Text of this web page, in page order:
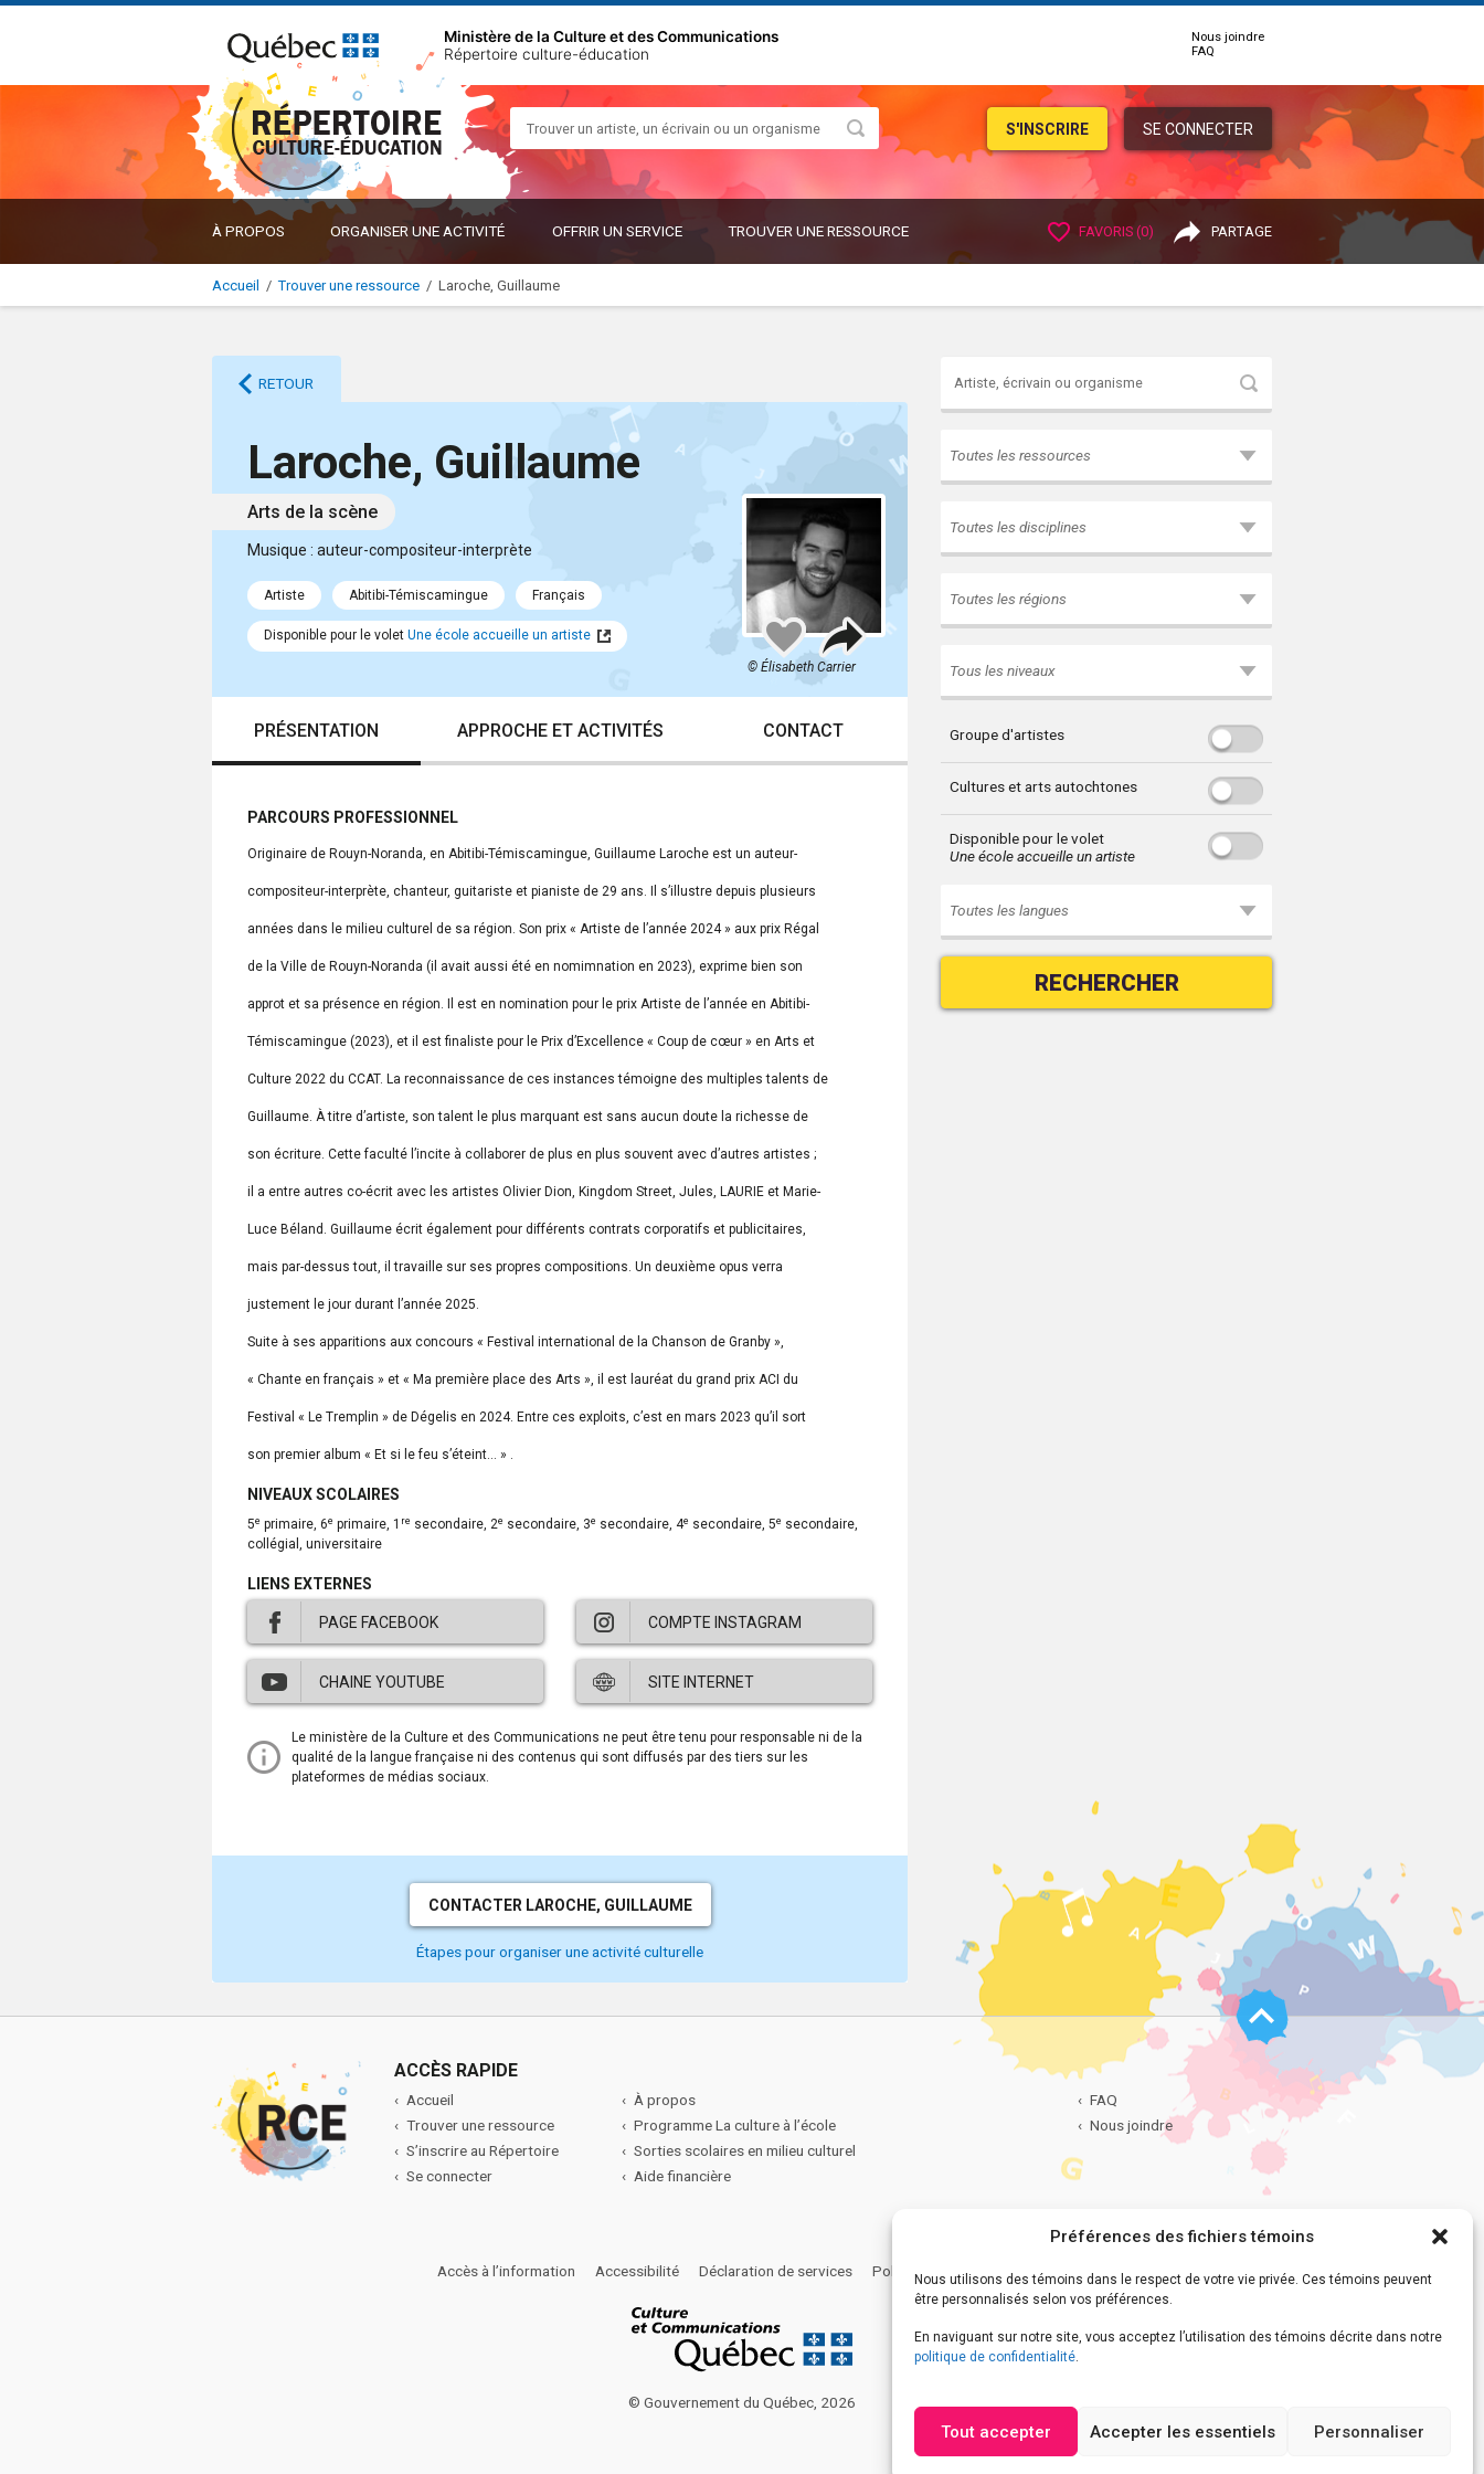
Préférences des fichiers témoins
Nous utilisons des témoins dans le respect de votre vie privée. Ces témoins peuvent
être personnalisés selon vos préférences.
En naviguant sur notre site, vous acceptez l’utilisation des témoins décrite dans notre
politique de confidentialité.
Tout accepter Accepter les essentiels Personnaliser
Ministère de la Culture et des Communications
Répertoire culture-éducation
Nous joindre
FAQ
S'INSCRIRE SE CONNECTER
Rechercher
À PROPOS ORGANISER UNE ACTIVITÉ
OUVRIR
SOUS-
MENU
OFFRIR UN SERVICE
OUVRIR
SOUS-
TROUVER UNE RESSOURCE FAVORIS (0) PARTAGE
Accueil / Trouver une ressource / Laroche, Guillaume
RETOUR
Laroche, Guillaume
Arts de la scène
Musique : auteur-compositeur-interprète
Artiste Abitibi-Témiscamingue Français
Disponible pour le volet Une école accueille un artiste
Ajouter
à
mes
Partager
© Élisabeth Carrier
PRÉSENTATION APPROCHE ET ACTIVITÉS CONTACT
PARCOURS PROFESSIONNEL
Originaire de Rouyn-Noranda, en Abitibi-Témiscamingue, Guillaume Laroche est un auteur-
compositeur-interprète, chanteur, guitariste et pianiste de 29 ans. Il s’illustre depuis plusieurs
années dans le milieu culturel de sa région. Son prix « Artiste de l’année 2024 » aux prix Régal
de la Ville de Rouyn-Noranda (il avait aussi été en nomimnation en 2023), exprime bien son
approt et sa présence en région. Il est en nomination pour le prix Artiste de l’année en Abitibi-
Témiscamingue (2023), et il est finaliste pour le Prix d’Excellence « Coup de cœur » en Arts et
Culture 2022 du CCAT. La reconnaissance de ces instances témoigne des multiples talents de
Guillaume. À titre d’artiste, son talent le plus marquant est sans aucun doute la richesse de
son écriture. Cette faculté l’incite à collaborer de plus en plus souvent avec d’autres artistes ;
il a entre autres co-écrit avec les artistes Olivier Dion, Kingdom Street, Jules, LAURIE et Marie-
Luce Béland. Guillaume écrit également pour différents contrats corporatifs et publicitaires,
mais par-dessus tout, il travaille sur ses propres compositions. Un deuxième opus verra
justement le jour durant l’année 2025.
Suite à ses apparitions aux concours « Festival international de la Chanson de Granby »,
« Chante en français » et « Ma première place des Arts », il est lauréat du grand prix ACI du
Festival « Le Tremplin » de Dégelis en 2024. Entre ces exploits, c’est en mars 2023 qu’il sort
son premier album « Et si le feu s’éteint… » .
NIVEAUX SCOLAIRES
5e primaire, 6e primaire, 1 re secondaire, 2e secondaire, 3e secondaire, 4e secondaire, 5e secondaire,
collégial, universitaire
LIENS EXTERNES
PAGE FACEBOOK
lien
ouvre
une
nouvelle
fenêtre.
COMPTE INSTAGRAM
lien
ouvre
une
nouvelle
CHAINE YOUTUBE
lien
ouvre
SITE INTERNET
lien
ouvre
Le ministère de la Culture et des Communications ne peut être tenu pour responsable ni de la
qualité de la langue française ni des contenus qui sont diffusés par des tiers sur les
plateformes de médias sociaux.
CONTACTER LAROCHE, GUILLAUME
Étapes pour organiser une activité culturelle
Rechercher
Toutes les ressources
Toutes les disciplines
Toutes les régions
Tous les niveaux
Groupe d'artistes
Cultures et arts autochtones
Disponible pour le volet
Une école accueille un artiste
Toutes les langues
RECHERCHER
Haut
de
ACCÈS RAPIDE
Accueil
Trouver une ressource
S’inscrire au Répertoire
Se connecter
À propos
Programme La culture à l’école
Sorties scolaires en milieu culturel
Aide financière
FAQ
Nous joindre
Accès à l’information Accessibilité Déclaration de services Politique de confidentialité
© Gouvernement du Québec, 2026